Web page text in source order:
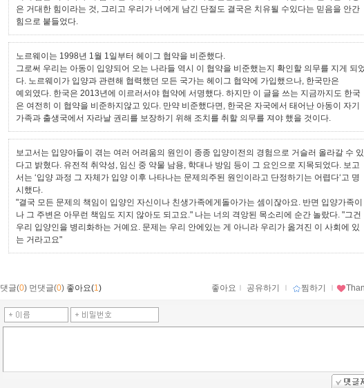
은 거대한 힘이라는 것, 그리고 우리가 너에게 남긴 단절도 결국은 치유될 수있다는 믿음을 안간
힘으로 붙들었다.
노르웨이는 1998년 1월 1일부터 헤이그 협약을 비준했다.
그로써 우리는 아동이 입양되어 오는 나라들 역시 이 협약을 비준했는지 확인할 의무를 지게 되
다. 노르웨이가 입양과 관련해 협력했던 모든 국가는 헤이그 협약에 가입했으나, 한국만은
예외였다. 한국은 2013년에 이르러서야 협약에 서명했다. 하지만 이 글을 쓰는 지금까지도 한국
은 여전히 이 협약을 비준하지않고 있다. 만약 비준했다면, 한국은 자국에서 태어난 아동이 자기
가족과 출생국에서 자라날 권리를 보장하기 위해 조치를 취할 의무를 져야 했을 것이다.
보고서는 입양아들이 겪는 여러 어려움의 원인이 종종 입양이전의 경험으로 거슬러 올라갈 수 있
다고 밝혔다. 유전적 취약성, 임신 중 약물 남용, 학대나 방임 등이 그 요인으로 지목되었다. 보고
서는 ‘입양 과정 그 자체가 입양 이후 나타나는 문제의주된 원인이라고 단정하기는 어렵다‘고 명
시했다.
"결국 모든 문제의 책임이 입양인 자신이나 친생가족에게돌아가는 셈이잖아요. 반면 입양가족이
나 그 주변은 아무런 책임도 지지 않아도 되고요." 나는 너의 격앙된 목소리에 순간 놀랐다. "그건
우리 입양인을 병리화하는 거예요. 문제는 우리 안에있는 게 아니라 우리가 옮겨진 이 사회에 있
는 거라고요"
댓글(0) 먼댓글(0) 좋아요(1) 좋아요 ｌ 공유하기 ｌ 찜하기 ｌ